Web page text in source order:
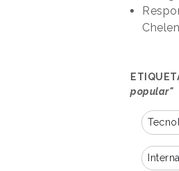
Chelen
popular"